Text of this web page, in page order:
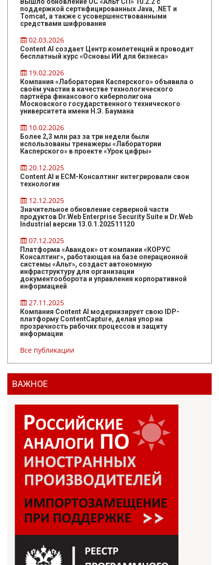
Вышло обновление ОС «Альт СП» 10.2.2 с
поддержкой сертифицированных Java, .NET и
Tomcat, а также с усовершенствованными
средствами шифрования
02.03.2026
Content AI создает Центр компетенций и проводит
бесплатный курс «Основы ИИ для бизнеса»
19.02.2026
Компания «Лаборатория Касперского» объявила о
своём участии в качестве технологического
партнёра финансового киберполигона
Московского государственного технического
университета имени Н.Э. Баумана
10.02.2026
Более 2,3 млн раз за три недели были
использованы тренажеры «Лаборатории
Касперского» в проекте «Урок цифры»
20.12.2025
Content AI и ЕСМ-Консалтинг интегрировали свои
технологии
12.12.2025
Значительное обновление серверной части
продуктов Dr.Web Enterprise Security Suite и Dr.Web
Industrial версии 13.0.1.202511120
07.12.2025
Платформа «Авандок» от компании «КОРУС
Консалтинг», работающая на базе операционной
системы «Альт», создаст автономную
инфраструктуру для организации
документооборота и управления корпоративной
информацией
27.11.2025
Компания Content AI модернизирует свою IDP-
платформу ContentCapture, делая упор на
прозрачность рабочих процессов и защиту
информации
Все публикации
ВАЖНОЕ